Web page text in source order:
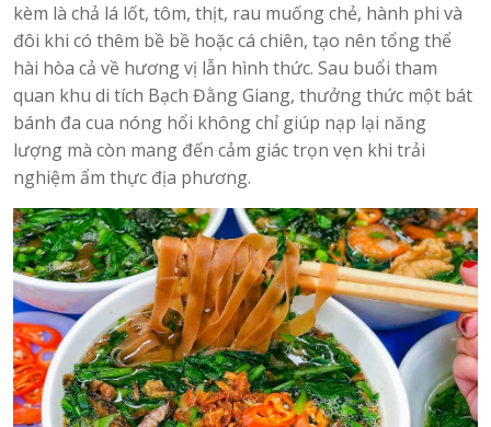
kèm là chả lá lốt, tôm, thịt, rau muống chẻ, hành phi và
đôi khi có thêm bề bề hoặc cá chiên, tạo nên tổng thể
hài hòa cả về hương vị lẫn hình thức. Sau buổi tham
quan khu di tích Bạch Đằng Giang, thưởng thức một bát
bánh đa cua nóng hổi không chỉ giúp nạp lại năng
lượng mà còn mang đến cảm giác trọn vẹn khi trải
nghiệm ẩm thực địa phương.